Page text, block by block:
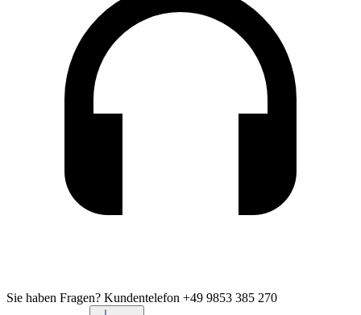
Sie haben Fragen? Kundentelefon +49 9853 385 270